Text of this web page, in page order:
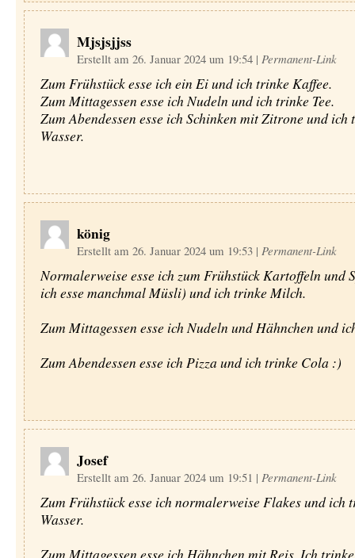
Mjsjsjjss
Erstellt am 26. Januar 2024 um 19:54 | Permanent-Link
Zum Frühstück esse ich ein Ei und ich trinke Kaffee.
Zum Mittagessen esse ich Nudeln und ich trinke Tee.
Zum Abendessen esse ich Schinken mit Zitrone und ich
Wasser.
könig
Erstellt am 26. Januar 2024 um 19:53 | Permanent-Link
Normalerweise esse ich zum Frühstück Kartoffeln und
ich esse manchmal Müsli) und ich trinke Milch.
Zum Mittagessen esse ich Nudeln und Hähnchen und
Zum Abendessen esse ich Pizza und ich trinke Cola :)
Josef
Erstellt am 26. Januar 2024 um 19:51 | Permanent-Link
Zum Frühstück esse ich normalerweise Flakes und ich
Wasser.
Zum Mittagessen esse ich Hähnchen mit Reis. Ich